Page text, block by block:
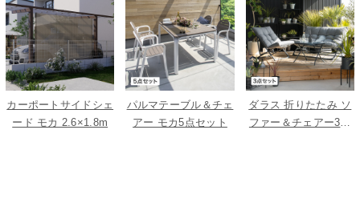
カーポートサイドシェ
ード モカ 2.6×1.8m
パルマテーブル＆チェ
アー モカ5点セット
ダラス 折りたたみ ソ
ファー＆チェアー3点